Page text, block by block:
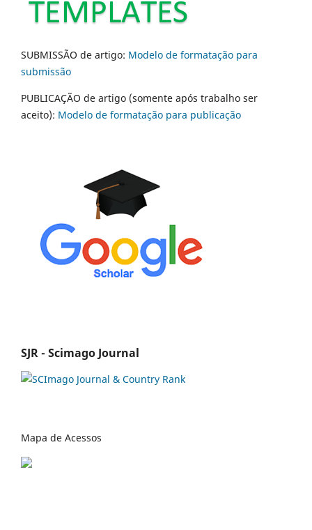
SUBMISSÃO de artigo: Modelo de formatação para
submissão
PUBLICAÇÃO de artigo (somente após trabalho ser
aceito): Modelo de formatação para publicação
SJR - Scimago Journal
Mapa de Acessos